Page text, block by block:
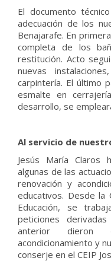
El documento
adecuación de los
Benajarafe. En
completa de los
restitución. Acto
nuevas
carpintería. El último
esmalte en
desarrollo, se
Al servicio de
Jesús María Claros
algunas de las
renovación y
educativos. Desde la
Educación, se
peticiones
anterior dieron
acondicionamiento y
conserje en el CEIP